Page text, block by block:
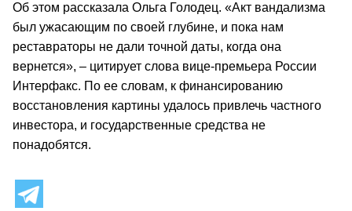
Об этом рассказала Ольга Голодец. «Акт вандализма
был ужасающим по своей глубине, и пока нам
реставраторы не дали точной даты, когда она
вернется», – цитирует слова вице-премьера России
Интерфакс. По ее словам, к финансированию
восстановления картины удалось привлечь частного
инвестора, и государственные средства не
понадобятся.